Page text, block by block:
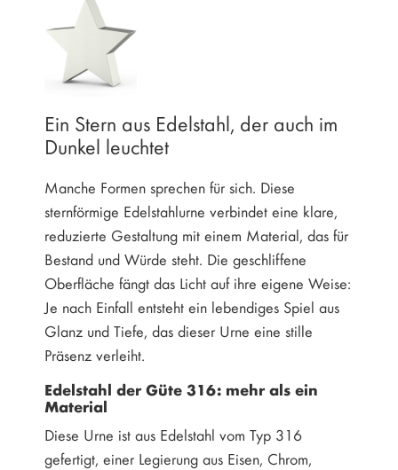
Ein Stern aus Edelstahl, der auch im
Dunkel leuchtet
Manche Formen sprechen für sich. Diese
sternförmige Edelstahlurne verbindet eine klare,
reduzierte Gestaltung mit einem Material, das für
Bestand und Würde steht. Die geschliffene
Oberfläche fängt das Licht auf ihre eigene Weise:
Je nach Einfall entsteht ein lebendiges Spiel aus
Glanz und Tiefe, das dieser Urne eine stille
Präsenz verleiht.
Edelstahl der Güte 316: mehr als ein
Material
Diese Urne ist aus Edelstahl vom Typ 316
gefertigt, einer Legierung aus Eisen, Chrom,